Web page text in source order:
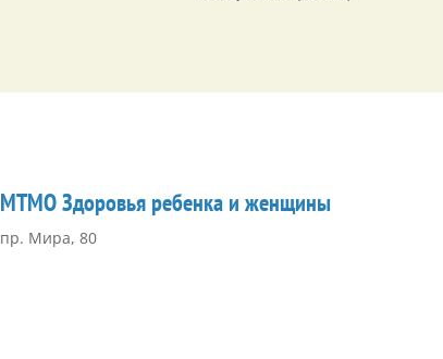
МТМО Здоровья ребенка и женщины
пр. Мира, 80